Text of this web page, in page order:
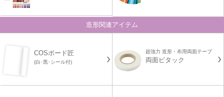
造形関連アイテム
COSボード匠
(白･黒･シール付)
超強力 造形・布用両面テープ
両面ピタック